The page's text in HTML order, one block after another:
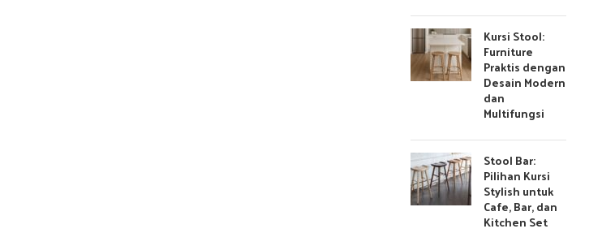
Kursi Stool:
Furniture
Praktis dengan
Desain Modern
dan
Multifungsi
Stool Bar:
Pilihan Kursi
Stylish untuk
Cafe, Bar, dan
Kitchen Set